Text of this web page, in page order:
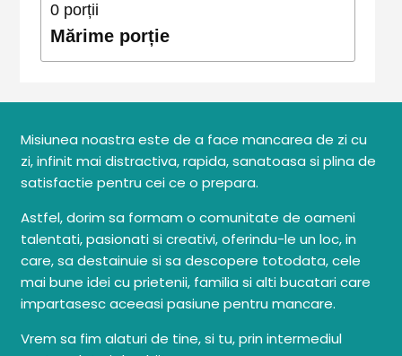
0porții
Mărime porție
Misiunea noastra este de a face mancarea de zi cu
zi, infinit mai distractiva, rapida, sanatoasa si plina de
satisfactie pentru cei ce o prepara.
Astfel, dorim sa formam o comunitate de oameni
talentati, pasionati si creativi, oferindu-le un loc, in
care, sa destainuie si sa descopere totodata, cele
mai bune idei cu prietenii, familia si alti bucatari care
impartasesc aceeasi pasiune pentru mancare.
Vrem sa fim alaturi de tine, si tu, prin intermediul